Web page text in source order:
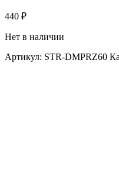
440 ₽
Нет в наличии
Артикул: STR-DMPRZ60